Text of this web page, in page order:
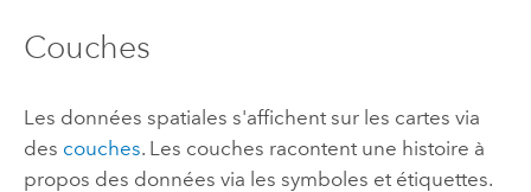
Couches
Les données spatiales s'affichent sur les cartes via
des couches. Les couches racontent une histoire à
propos des données via les symboles et étiquettes.